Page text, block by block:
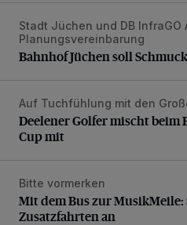
Bahnhof Jüchen soll
Stadt Jüchen und DB InfraGO
Planungsvereinbarung
Bahnhof Jüchen soll
Deelener Golfer mischt
Auf Tuchfühlung mit den
Deelener Golfer mischt beim
Cup mit
Mit dem Bus zur MusikMeile:
Bitte vormerken
Mit dem Bus zur MusikMeile:
Zusatzfahrten an